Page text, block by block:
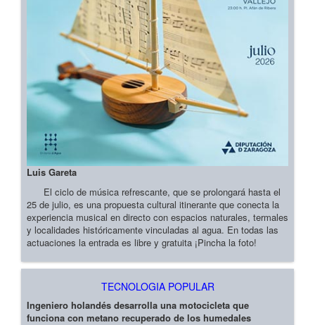
Luis Gareta
El ciclo de música refrescante, que se prolongará hasta el
25 de julio, es una propuesta cultural itinerante que conecta la
experiencia musical en directo con espacios naturales, termales
y localidades históricamente vinculadas al agua. En todas las
actuaciones la entrada es libre y gratuita ¡Pincha la foto!
TECNOLOGIA POPULAR
Ingeniero holandés desarrolla una motocicleta que
funciona con metano recuperado de los humedales